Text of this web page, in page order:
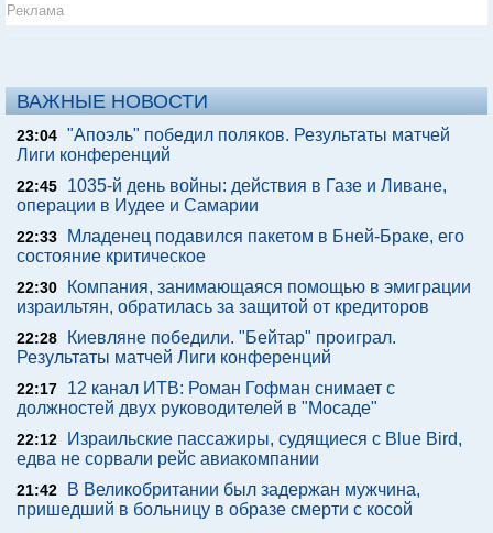
Реклама
ВАЖНЫЕ НОВОСТИ
23:04 "Апоэль" победил поляков. Результаты матчей
Лиги конференций
22:45
1035-й день войны: действия в Газе и Ливане,
операции в Иудее и Самарии
22:33
Младенец подавился пакетом в Бней-Браке, его
состояние критическое
22:30
Компания, занимающаяся помощью в эмиграции
израильтян, обратилась за защитой от кредиторов
22:28
Киевляне победили. "Бейтар" проиграл.
Результаты матчей Лиги конференций
22:17
12 канал ИТВ: Роман Гофман снимает с
должностей двух руководителей в "Мосаде"
22:12
Израильские пассажиры, судящиеся с Blue Bird,
едва не сорвали рейс авиакомпании
21:42
В Великобритании был задержан мужчина,
пришедший в больницу в образе смерти с косой